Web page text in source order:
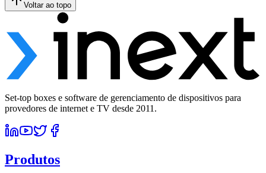
Voltar ao topo
Set-top boxes e software de gerenciamento de dispositivos para
provedores de internet e TV desde 2011.
Produtos